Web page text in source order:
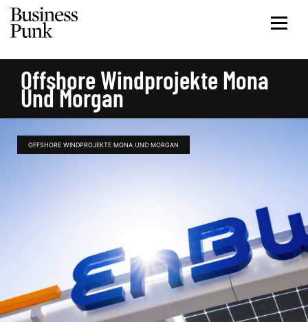
Offshore Windprojekte Mona
Und Morgan
OFFSHORE WINDPROJEKTE MONA UND MORGAN